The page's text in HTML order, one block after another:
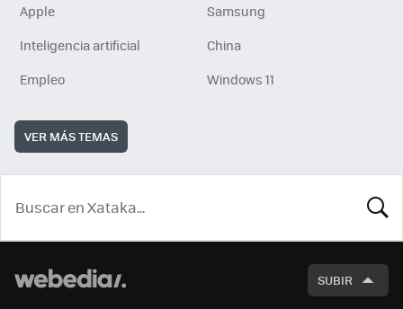
Apple
Samsung
Inteligencia artificial
China
Empleo
Windows 11
VER MÁS TEMAS
SUBIR